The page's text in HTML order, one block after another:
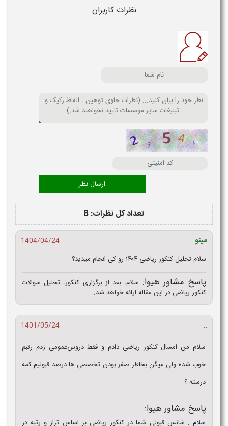
نظرات کاربران
تعداد کل نظرات: 8
مینو
1404/04/24
سلام تحلیل کنکور ریاضی ۱۴۰۴ رو کی انجام میدید؟
پاسخ مشاور هیوا: سلام، بعد از برگزاری کنکور، تحلیل سوالات
کنکور ریاضی در این مقاله ارائه خواهد شد.
..
1401/05/24
سلام من‌ امسال‌ کنکور ریاضی دادم‌ و فقط‌ دروس‌عمومی زدم‌ رتبم
خوب‌ شده‌ ولی میگن‌ بخاطر صفر بودن‌ تخصصی‌ ها درصد قبولیم‌ کمه
درسته ؟
پاسخ مشاور هیوا:
سلام . شانس قبولی شما در کنکور ریاضی بر اساس تراز و رتبه در